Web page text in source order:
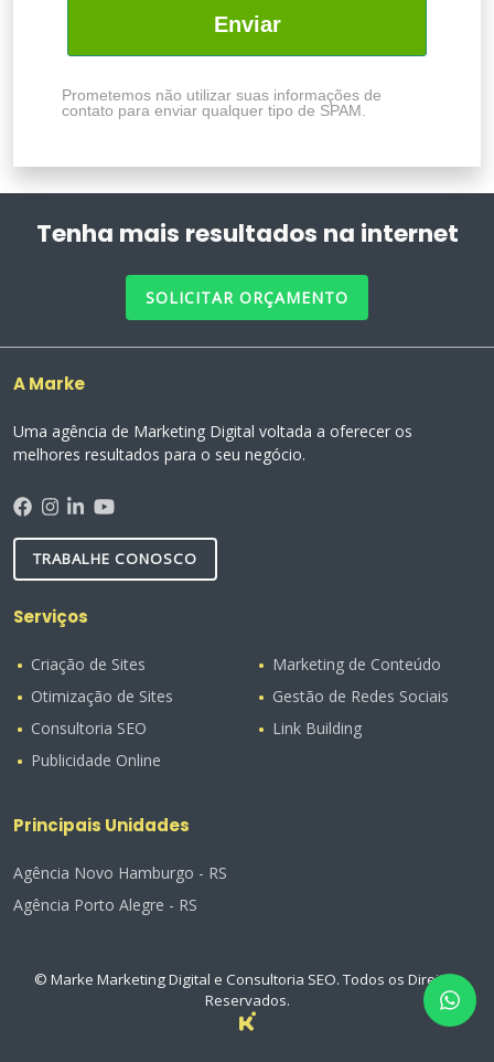
Enviar
Prometemos não utilizar suas informações de
contato para enviar qualquer tipo de SPAM.
Tenha mais resultados na internet
SOLICITAR ORÇAMENTO
A Marke
Uma agência de Marketing Digital voltada a oferecer os
melhores resultados para o seu negócio.
TRABALHE CONOSCO
Serviços
Criação de Sites
Otimização de Sites
Consultoria SEO
Publicidade Online
Marketing de Conteúdo
Gestão de Redes Sociais
Link Building
Principais Unidades
Agência Novo Hamburgo - RS
Agência Porto Alegre - RS
© Marke Marketing Digital e Consultoria SEO. Todos os Direitos
Reservados.